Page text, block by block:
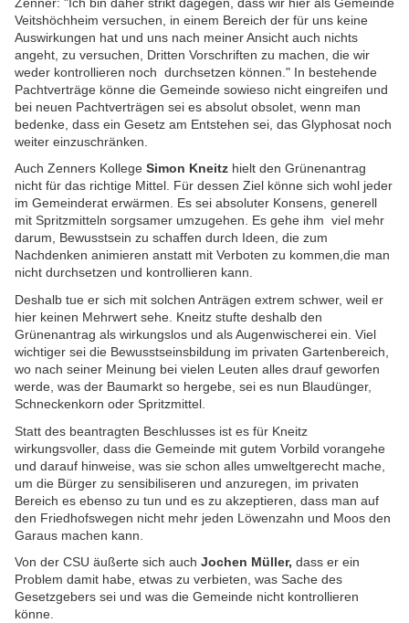
Veitshöchheim versuchen, in einem Bereich der für uns keine
Auswirkungen hat und uns nach meiner Ansicht auch nichts
angeht, zu versuchen, Dritten Vorschriften zu machen, die wir
weder kontrollieren noch durchsetzen können." In bestehende
Pachtverträge könne die Gemeinde sowieso nicht eingreifen und
bei neuen Pachtverträgen sei es absolut obsolet, wenn man
bedenke, dass ein Gesetz am Entstehen sei, das Glyphosat noch
weiter einzuschränken.
Auch Zenners Kollege Simon Kneitz hielt den Grünenantrag
nicht für das richtige Mittel. Für dessen Ziel könne sich wohl jeder
im Gemeinderat erwärmen. Es sei absoluter Konsens, generell
mit Spritzmitteln sorgsamer umzugehen. Es gehe ihm viel mehr
darum, Bewusstsein zu schaffen durch Ideen, die zum
Nachdenken animieren anstatt mit Verboten zu kommen,die man
nicht durchsetzen und kontrollieren kann.
Deshalb tue er sich mit solchen Anträgen extrem schwer, weil er
hier keinen Mehrwert sehe. Kneitz stufte deshalb den
Grünenantrag als wirkungslos und als Augenwischerei ein. Viel
wichtiger sei die Bewusstseinsbildung im privaten Gartenbereich,
wo nach seiner Meinung bei vielen Leuten alles drauf geworfen
werde, was der Baumarkt so hergebe, sei es nun Blaudünger,
Schneckenkorn oder Spritzmittel.
Statt des beantragten Beschlusses ist es für Kneitz
wirkungsvoller, dass die Gemeinde mit gutem Vorbild vorangehe
und darauf hinweise, was sie schon alles umweltgerecht mache,
um die Bürger zu sensibiliseren und anzuregen, im privaten
Bereich es ebenso zu tun und es zu akzeptieren, dass man auf
den Friedhofswegen nicht mehr jeden Löwenzahn und Moos den
Garaus machen kann.
Von der CSU äußerte sich auch Jochen Müller, dass er ein
Problem damit habe, etwas zu verbieten, was Sache des
Gesetzgebers sei und was die Gemeinde nicht kontrollieren
könne.